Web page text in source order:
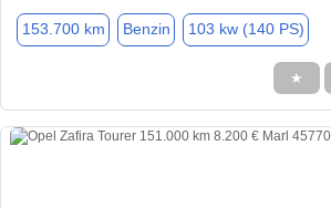
153.700 km Benzin 103 kw (140 PS)
★